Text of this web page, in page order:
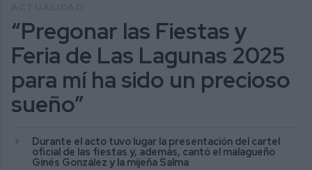
“Pregonar las Fiestas y
Feria de Las Lagunas 2025
para mí ha sido un precioso
sueño”
Durante el acto tuvo lugar la presentación del cartel
oficial de las fiestas y, además, cantó el malagueño
Ginés González y la mijeña Salma